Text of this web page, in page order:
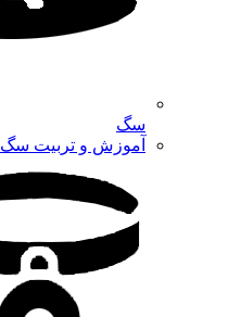
سگ
آموزش و تربیت سگ